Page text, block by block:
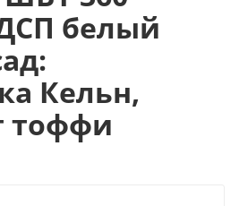
белый
Кельн,
тоффи